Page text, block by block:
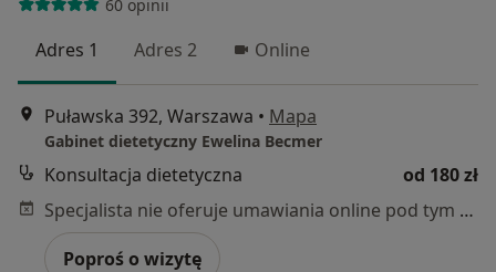
60 opinii
Adres 1 Adres 2 Online
Puławska 392, Warszawa • Mapa
Gabinet dietetyczny Ewelina Becmer
Konsultacja dietetyczna
od 180 zł
Specjalista nie oferuje umawiania online pod tym adresem.
Poproś o wizytę